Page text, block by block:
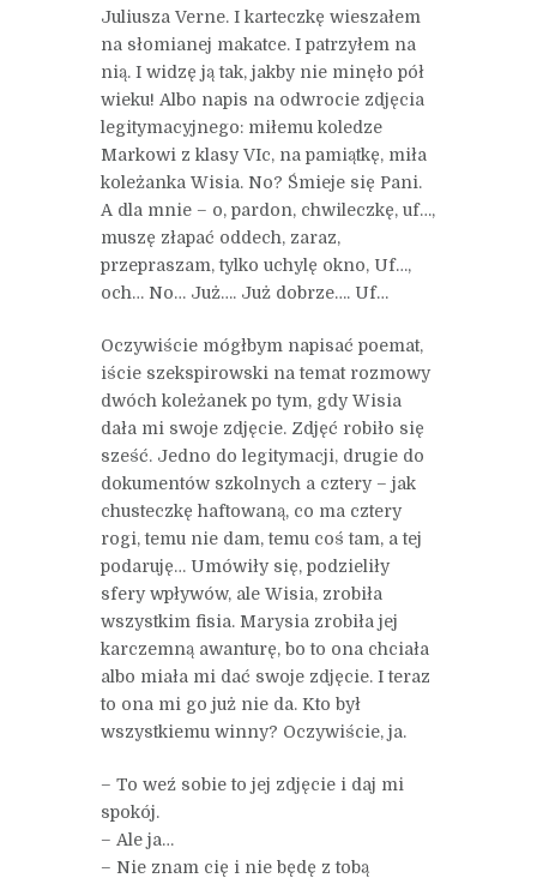
Juliusza Verne. I karteczkę wieszałem
na słomianej makatce. I patrzyłem na
nią. I widzę ją tak, jakby nie minęło pół
wieku! Albo napis na odwrocie zdjęcia
legitymacyjnego: miłemu koledze
Markowi z klasy VIc, na pamiątkę, miła
koleżanka Wisia. No? Śmieje się Pani.
A dla mnie – o, pardon, chwileczkę, uf…,
muszę złapać oddech, zaraz,
przepraszam, tylko uchylę okno, Uf…,
och… No… Już…. Już dobrze…. Uf…
Oczywiście mógłbym napisać poemat,
iście szekspirowski na temat rozmowy
dwóch koleżanek po tym, gdy Wisia
dała mi swoje zdjęcie. Zdjęć robiło się
sześć. Jedno do legitymacji, drugie do
dokumentów szkolnych a cztery – jak
chusteczkę haftowaną, co ma cztery
rogi, temu nie dam, temu coś tam, a tej
podaruję… Umówiły się, podzieliły
sfery wpływów, ale Wisia, zrobiła
wszystkim fisia. Marysia zrobiła jej
karczemną awanturę, bo to ona chciała
albo miała mi dać swoje zdjęcie. I teraz
to ona mi go już nie da. Kto był
wszystkiemu winny? Oczywiście, ja.
– To weź sobie to jej zdjęcie i daj mi
spokój.
– Ale ja…
– Nie znam cię i nie będę z tobą